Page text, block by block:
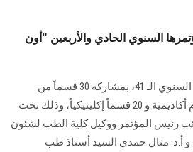
السنوي الحادي والأربعين "أون
نظمت كلية الطب مؤتمرها السنوي الـ 41، بمشاركة 30 قسماً من
أقسام الكلية، منها 10 أقسام أكاديمية و 20 قسماً إكلينيكياً، وذلك تحت
رئيس المؤتمر ووكيل كلية الطب لشئون
و أ.د. منال حمدي السيد أستاذ طب